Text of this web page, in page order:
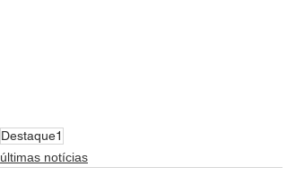
Destaque1
últimas notícias